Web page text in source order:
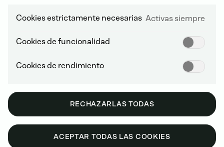
deaccionamientoenelrangodepotencia
carretera.
ÚLTIMAS NOTICIAS
Cookies estrictamente necesarias Activas siempre
Cookies de funcionalidad
Cookies de rendimiento
RECHAZARLAS TODAS
ACEPTAR TODAS LAS COOKIES